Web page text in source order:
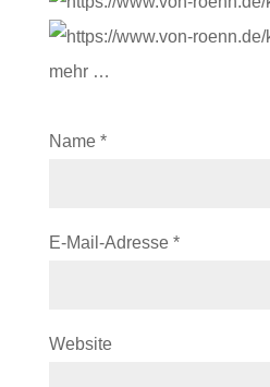
mehr …
Name *
E-Mail-Adresse *
Website